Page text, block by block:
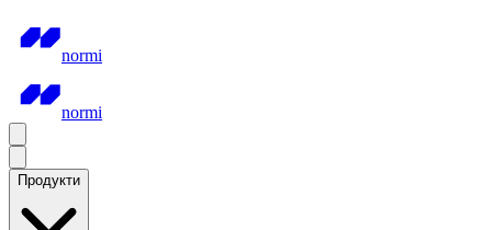
normi
normi
Продукти